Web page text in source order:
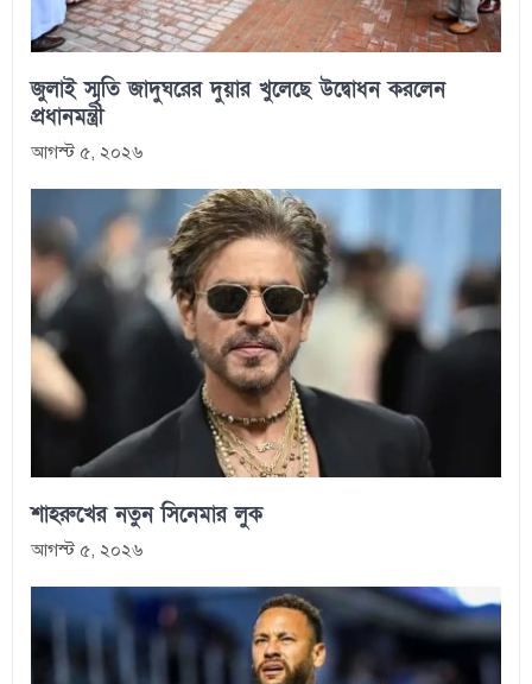
জুলাই স্মৃতি জাদুঘরের দুয়ার খুলেছে উদ্বোধন করলেন
প্রধানমন্ত্রী
আগস্ট ৫, ২০২৬
শাহরুখের নতুন সিনেমার লুক
আগস্ট ৫, ২০২৬